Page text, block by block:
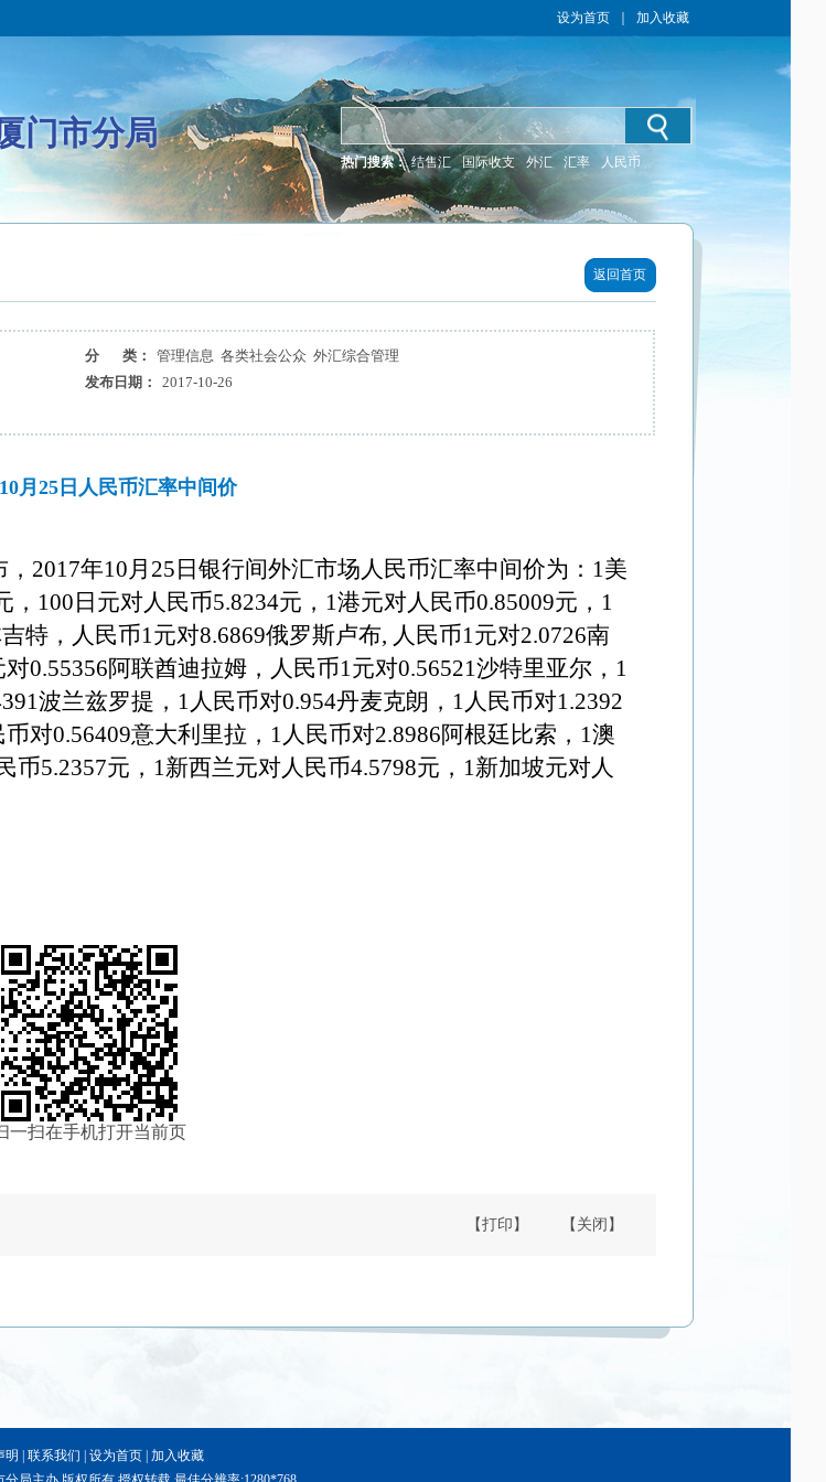
设为首页 加入收藏
门市分局
热门搜索： 结售汇 国际收支 外汇 汇率 人民币
返回首页
分 类：
管理信息 各类社会公众 外汇综合管理
发布日期：
2017-10-26
月25日人民币汇率中间价
，2017年10月 25 日银行间外汇市场人民币汇率中间价为：1美
，100日元对人民币5.8234元 ，1港元对人民币0.85009元 ，1
特，人民币1元对8.6869俄罗斯卢布, 人民币1元对2.0726南
对0.55356阿联酋迪拉姆，人民币1元对0.56521沙特里亚尔，1
波兰兹罗提，1人民币对0.954丹麦克朗，1人民币对1.2392
对0.56409意大利里拉，1人民币对2.8986阿根廷比索， 1澳
币5.2357元，1新西兰元对人民币4.5798元，1新加坡元对人
一扫在手机打开当前页
【打印】 【关闭】
明 联系我们 设为首页 加入收藏